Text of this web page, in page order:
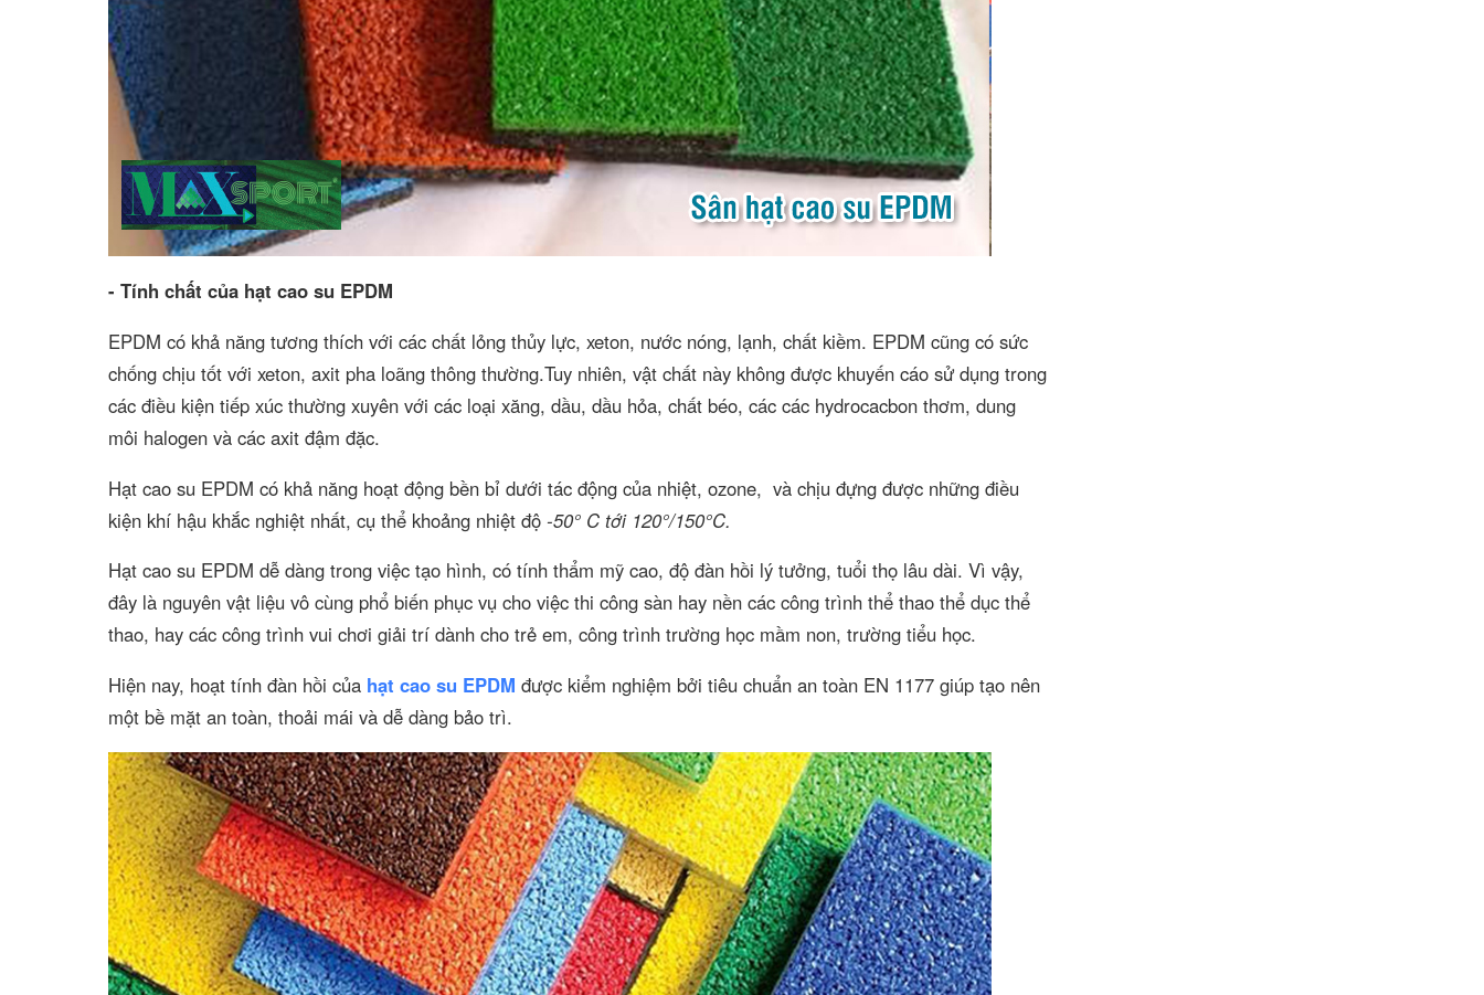
- Tính chất của hạt cao su EPDM
EPDM có khả năng tương thích với các chất lỏng thủy lực, xeton, nước nóng, lạnh, chất kiềm. EPDM cũng có sức
chống chịu tốt với xeton, axit pha loãng thông thường.Tuy nhiên, vật chất này không được khuyến cáo sử dụng trong
các điều kiện tiếp xúc thường xuyên với các loại xăng, dầu, dầu hỏa, chất béo, các các hydrocacbon thơm, dung
môi halogen và các axit đậm đặc.
Hạt cao su EPDM có khả năng hoạt động bền bỉ dưới tác động của nhiệt, ozone, và chịu đựng được những điều
kiện khí hậu khắc nghiệt nhất, cụ thể khoảng nhiệt độ -50° C tới 120°/150°C.
Hạt cao su EPDM dễ dàng trong việc tạo hình, có tính thẩm mỹ cao, độ đàn hồi lý tưởng, tuổi thọ lâu dài. Vì vậy,
đây là nguyên vật liệu vô cùng phổ biến phục vụ cho việc thi công sàn hay nền các công trình thể thao thể dục thể
thao, hay các công trình vui chơi giải trí dành cho trẻ em, công trình trường học mầm non, trường tiểu học.
Hiện nay, hoạt tính đàn hồi của hạt cao su EPDM được kiểm nghiệm bởi tiêu chuẩn an toàn EN 1177 giúp tạo nên
một bề mặt an toàn, thoải mái và dễ dàng bảo trì.